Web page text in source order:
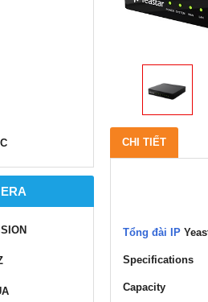
CHI TIẾT
Tổng đài IP
Specifications
Capacity